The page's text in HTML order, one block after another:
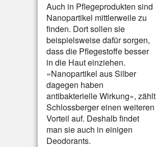
Auch in Pflegeprodukten sind
Nanopartikel mittlerweile zu
finden. Dort sollen sie
beispielsweise dafür sorgen,
dass die Pflegestoffe besser
in die Haut einziehen.
«Nanopartikel aus Silber
dagegen haben
antibakterielle Wirkung», zählt
Schlossberger einen weiteren
Vorteil auf. Deshalb findet
man sie auch in einigen
Deodorants.